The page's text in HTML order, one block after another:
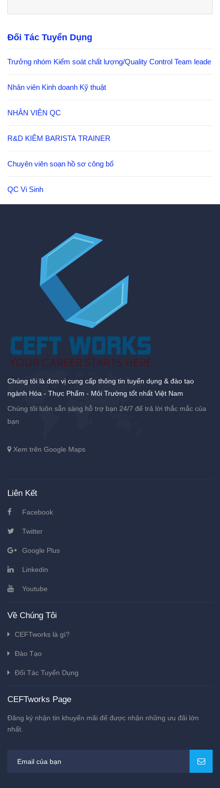
Đối Tác Tuyển Dụng
Trưởng nhóm Kiểm soát chất lượng/Quality Control Team leade
Nhân viên Kinh doanh Kỹ thuật
NHÂN VIÊN QC
R&D KIÊM BARISTA TRAINER
Chuyên viên soạn hồ sơ công bố
QC Vi Sinh
Chúng tôi là đơn vị cung cấp thông tin tuyển dụng & đào tạo
ngành Hóa - Thực Phẩm - Môi Trường tốt nhất Việt Nam
Chúng tôi luôn sẵn sàng hỗ trợ bạn 24/7 để trả lời thắc mắc của
bạn
Xem trên Google Maps
Liên Kết
Facebook
Twitter
Google Plus
Linkedin
Youtube
Về Chúng Tôi
CEFTworks là gì?
Đào Tạo
Đối Tác Tuyển Dụng
CEFTworks Page
Đăng ký nhận tin khuyến mãi để được nhận những ưu đãi lớn
nhất.